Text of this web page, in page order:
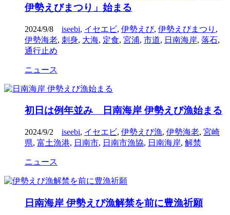
伊勢えびまつり」始まる
2024/9/8 iseebi, イセエビ, 伊勢えび, 伊勢えびまつり ,
伊勢海老, 刺身, 大海, 定食, 宮浦, 市道, 日南海岸, 落石,
通行止め
ニュース
初日は例年並み 日南海岸 伊勢えび漁始まる
2024/9/2 iseebi, イセエビ, 伊勢えび漁, 伊勢海老, 宮崎
県, 富土漁港, 日南市, 日南市漁協, 日南海岸, 解禁
ニュース
日南海岸 伊勢えび漁解禁を前に豊漁祈願